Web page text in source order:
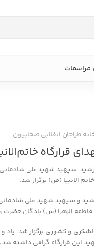
طراحان انقلابی صحابیون
قرارگاه
سپهبد شهید علی شادمانی
الانبیا (ص) برگزار شد.
و سپهبد شهید علی
الزهرا (س) پادگان حضرت
و کشوری برگزار شد، یاد
این قرارگاه گرامی داشته شد.